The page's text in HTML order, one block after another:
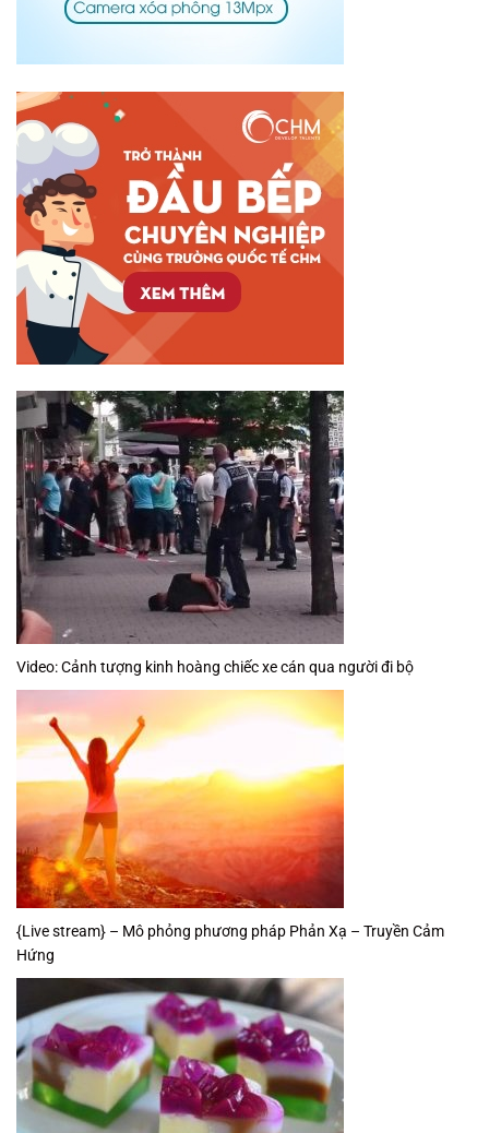
Video: Cảnh tượng kinh hoàng chiếc xe cán qua người đi bộ
{Live stream} – Mô phỏng phương pháp Phản Xạ – Truyền Cảm
Hứng